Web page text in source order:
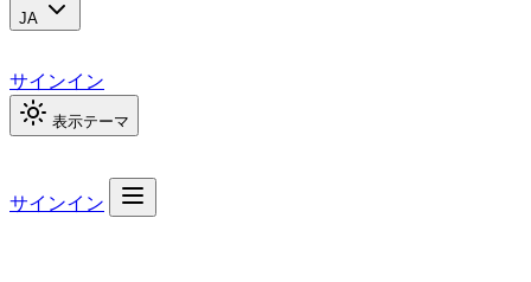
JA
サインイン
表示テーマ
サインイン